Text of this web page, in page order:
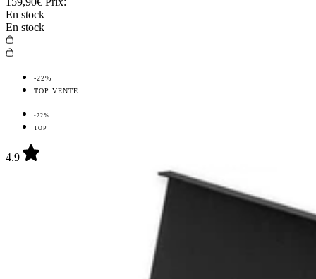
En stock
En stock
-22%
TOP VENTE
-22%
TOP
4.9